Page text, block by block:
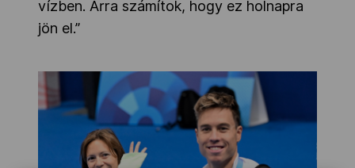
vízben. Arra számítok, hogy ez holnapra
jön el.”